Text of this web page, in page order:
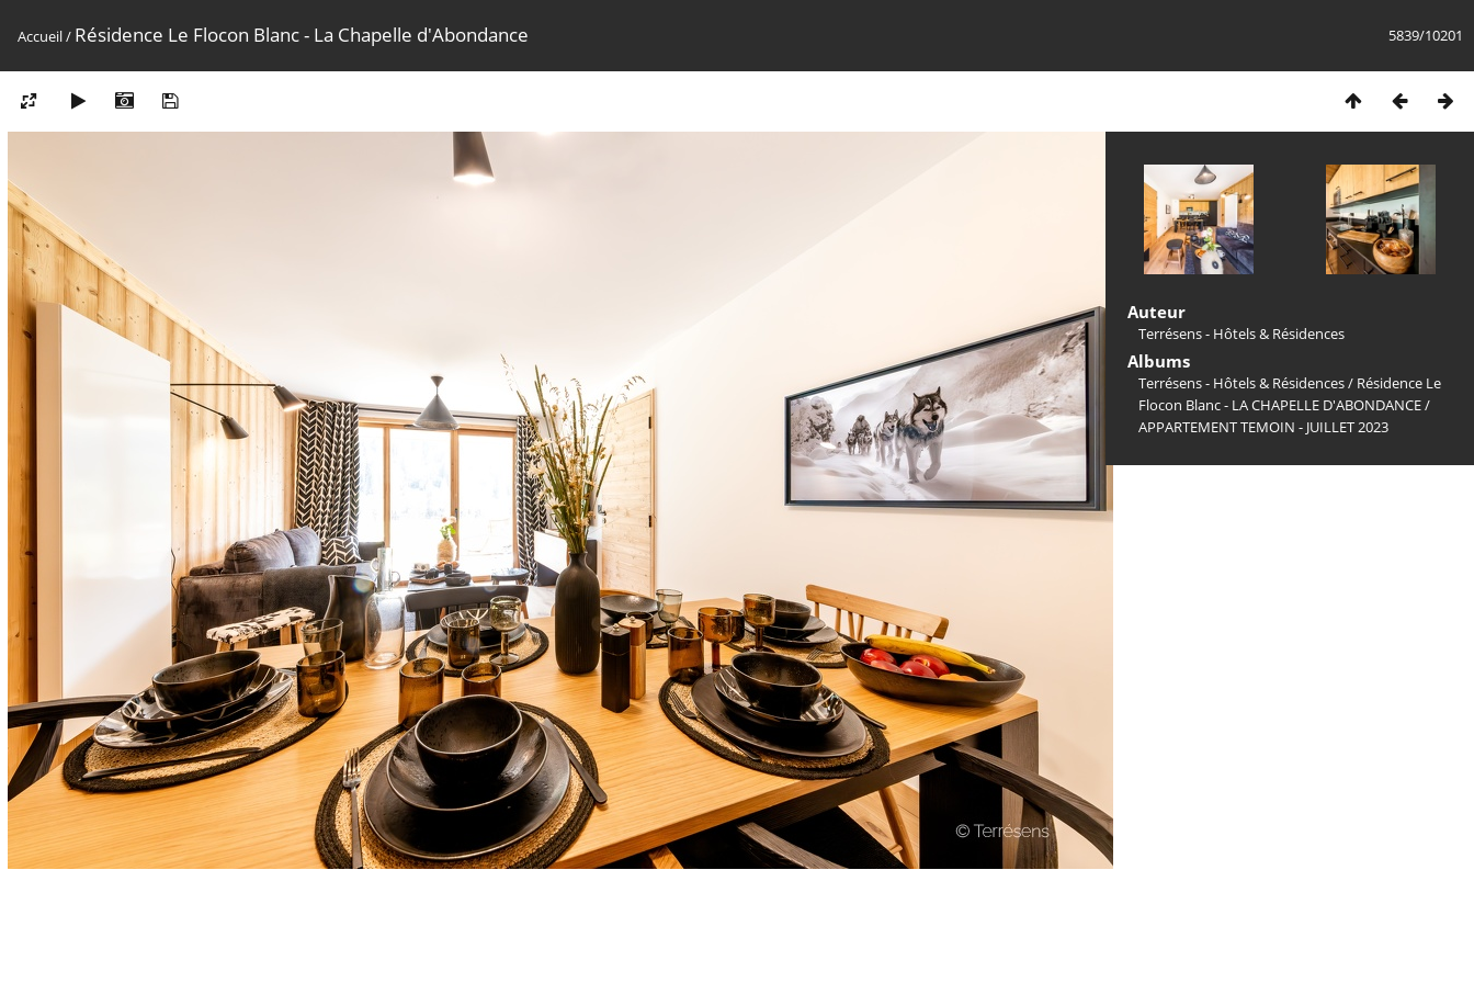
5839/10201
Accueil/ Résidence Le Flocon Blanc - La Chapelle d'Abondance
Auteur
Terrésens - Hôtels & Résidences
Albums
Terrésens - Hôtels & Résidences/ Résidence Le
Flocon Blanc - LA CHAPELLE D'ABONDANCE/
APPARTEMENT TEMOIN - JUILLET 2023